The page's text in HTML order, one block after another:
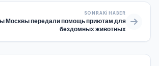
SONRAKI HABER
Москвы передали помощь приютам для
бездомных животных